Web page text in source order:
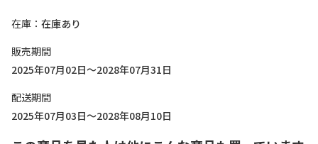
在庫
在庫あり
販売期間
2025年07月02日～2028年07月31日
配送期間
2025年07月03日～2028年08月10日